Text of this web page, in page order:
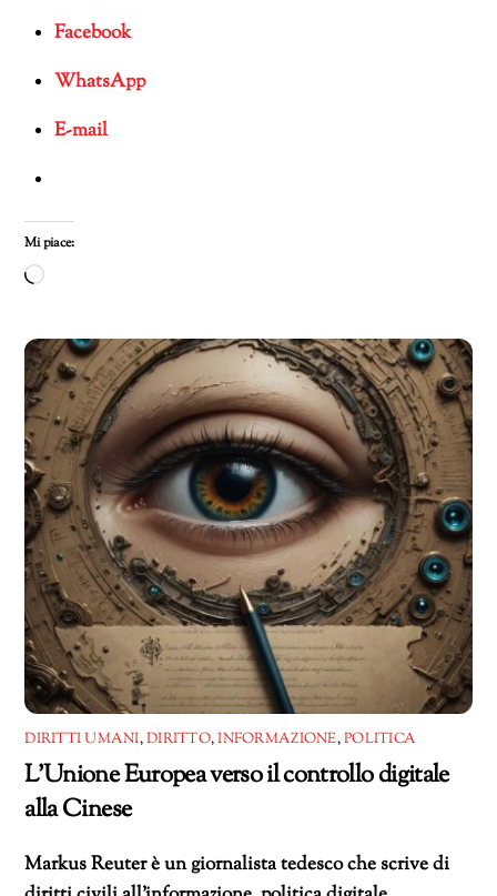
Facebook
WhatsApp
E-mail
Mi piace:
Caricamento
corso…
DIRITTI UMANI,DIRITTO,INFORMAZIONE,POLITICA
L’Unione Europea verso il controllo digitale
alla Cinese
Markus Reuter è un giornalista tedesco che scrive di